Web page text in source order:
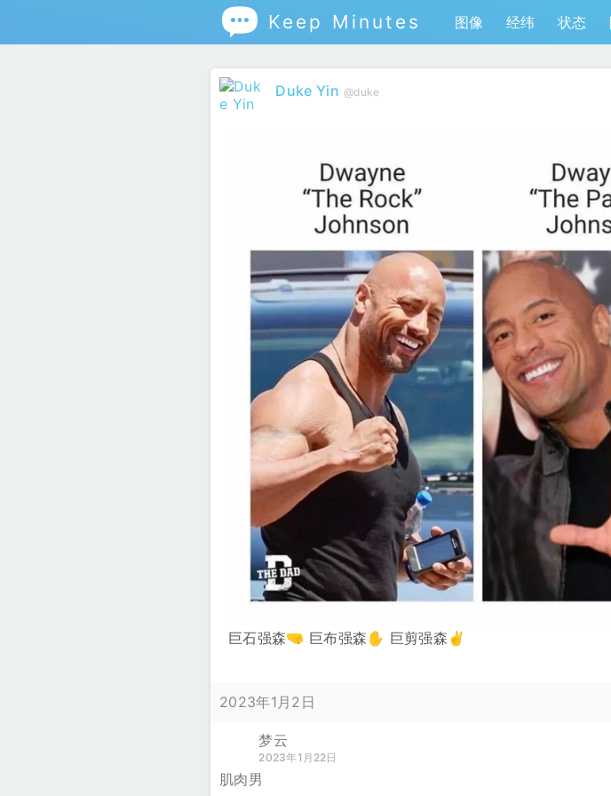
 Keep Minutes 图像 经纬 状态
Duke Yin @duke
巨石强森🤜 巨布强森✋ 巨剪强森✌️
2023年1月2日
梦云
2023年1月22日
肌肉男